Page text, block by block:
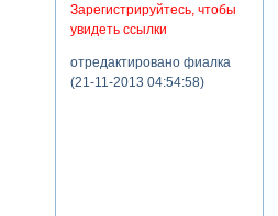
Зарегистрируйтесь, чтобы
увидеть ссылки
отредактировано фиалка
(21-11-2013 04:54:58)